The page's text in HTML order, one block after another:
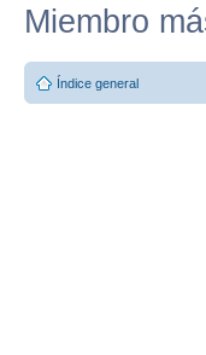
Miembro
Índice general